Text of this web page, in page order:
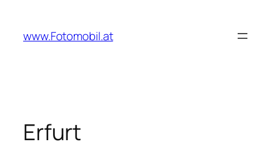
springen
www.Fotomobil.at
Erfurt